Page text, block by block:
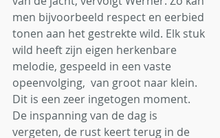
men bijvoorbeeld respect en eerbied
tonen aan het gestrekte wild. Elk stuk
wild heeft zijn eigen herkenbare
melodie, gespeeld in een vaste
opeenvolging,  van groot naar klein.
Dit is een zeer ingetogen moment.
De inspanning van de dag is
vergeten, de rust keert terug in de